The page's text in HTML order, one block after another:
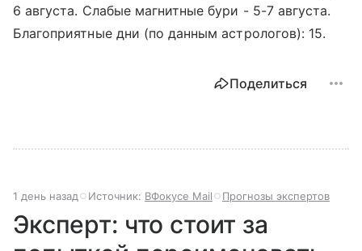
6 августа. Слабые магнитные бури - 5-7 августа.
Благоприятные дни (по данным астрологов): 15.
Поделиться
1 день назад Источник: ВФокусе Mail Прогнозы экспертов
Эксперт: что стоит за